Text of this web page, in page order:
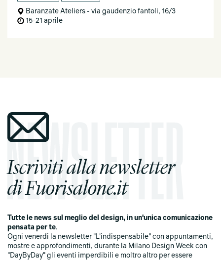
Baranzate Ateliers - via gaudenzio fantoli, 16/3
15-21 aprile
Iscriviti alla newsletter
di Fuorisalone.it
Tutte le news sul meglio del design, in un'unica comunicazione
pensata per te.
Ogni venerdi la newsletter "L'indispensabile" con appuntamenti,
mostre e approfondimenti, durante la Milano Design Week con
"DayByDay" gli eventi imperdibili e moltro altro per essere